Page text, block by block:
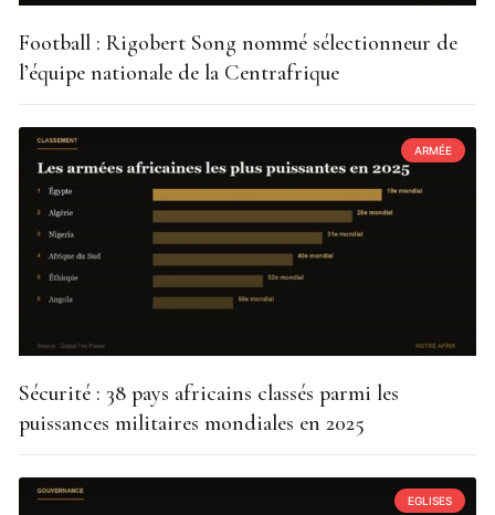
Football : Rigobert Song nommé sélectionneur de
l’équipe nationale de la Centrafrique
ARMÉE
Sécurité : 38 pays africains classés parmi les
puissances militaires mondiales en 2025
EGLISES